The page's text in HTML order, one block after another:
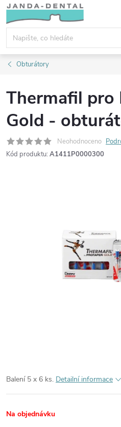
Přejít
obsah
Obturátory
Thermafil pro
Gold -
Neohodnoceno
Kód produktu: A1411P0000300
Balení 5 x 6 ks. Detailní informace
Na objednávku